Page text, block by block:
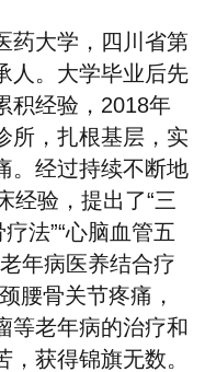
药大学，四川省第
人。大学毕业后先
积经验，2018年
所，扎根基层，实
。经过持续不断地
经验，提出了“三
法”“心脑血管五
年病医养结合疗
腰骨关节疼痛，
等老年病的治疗和
获得锦旗无数。